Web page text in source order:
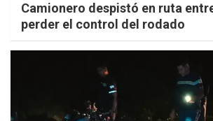
Camionero despistó en ruta
perder el control del rodado